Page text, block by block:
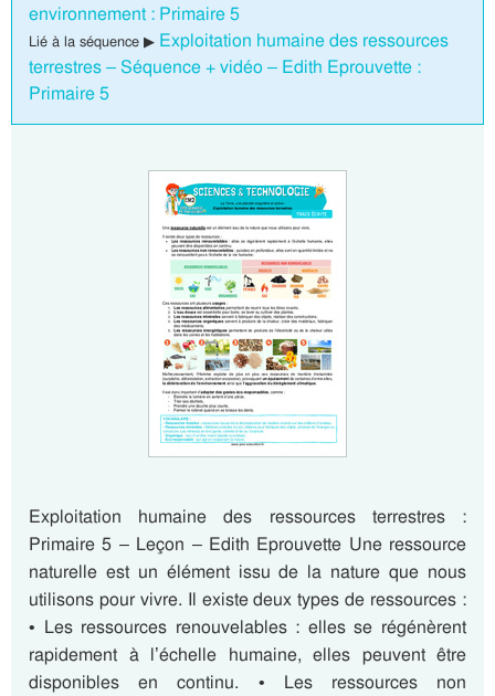
environnement : Primaire 5
Lié à la séquence ▶ Exploitation humaine des ressources
terrestres – Séquence + vidéo – Edith Eprouvette :
Primaire 5
Exploitation humaine des ressources terrestres :
Primaire 5 – Leçon – Edith Eprouvette Une ressource
naturelle est un élément issu de la nature que nous
utilisons pour vivre. Il existe deux types de ressources :
• Les ressources renouvelables : elles se régénèrent
rapidement à l’échelle humaine, elles peuvent être
disponibles en continu. • Les ressources non